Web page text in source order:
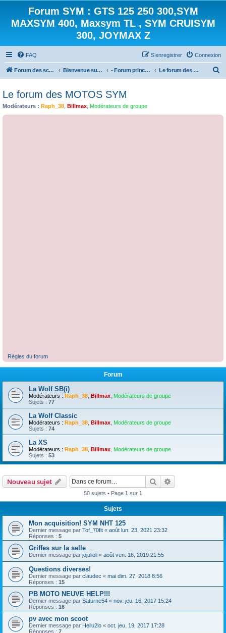
Forum SYM : GTS 125 250 300,SYM
MAXSYM 400, Maxsym TL , SYM CRUISYM
300, JOYMAX Z
FAQ Connexion
S’enregistrer
Forum des scooters SYM - GTS -MAXSYM - CRUISYM - JOYMAX - Maxsym TL Bienvenue sur le forum des scooters de la gamme SYM - Forum principal - Le forum des MOTOS SYM
e
Le forum des MOTOS SYM
Modérateurs : Raph_38 Billmax Modérateurs de groupe
Règles du forum
Forum
La Wolf SB(i)
Modérateurs : Raph_38 Billmax Modérateurs de groupe
Sujets : 77
La Wolf Classic
Modérateurs : Raph_38 Billmax Modérateurs de groupe
Sujets : 74
La XS
Modérateurs : Raph_38 Billmax Modérateurs de groupe
Sujets : 53
Nouveau sujet Rechercher
50 sujets • Page 1 sur 1
Sujets
Mon acquisition! SYM NHT 125
Dernier message par Tof_70fit « août lun. 23, 2021 23:32
Réponses : 5
Griffes sur la selle
Dernier message par jojulioli « août ven. 16, 2019 21:55
Questions diverses!
Dernier message par claudec « mai dim. 27, 2018 8:56
Réponses : 15
PB MOTO NEUVE HELP!!!
Dernier message par Saturne54 « nov. jeu. 16, 2017 15:24
Réponses : 16
pv avec mon scoot
Dernier message par Hellu2lo « oct. jeu. 19, 2017 17:28
Réponses : 7